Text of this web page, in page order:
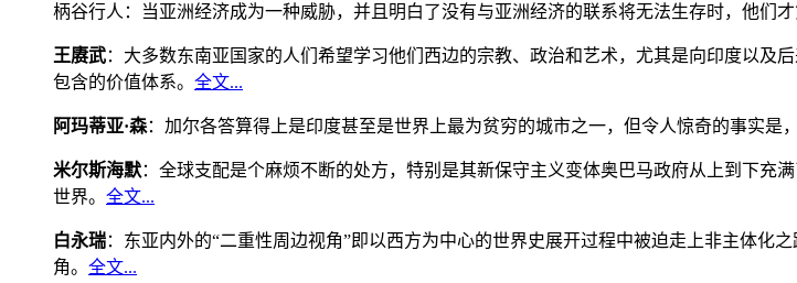
柄谷行人：当亚洲经济成为一种威胁，并且明白了没有与亚洲经济的联系将无法生存时，他们才
王赓武：大多数东南亚国家的人们希望学习他们西边的宗教、政治和艺术，尤其是向印度以
包含的价值体系。 全文...
阿玛蒂亚·森：加尔各答算得上是印度甚至是世界上最为贫穷的城市之一，但令人惊奇的事实是
米尔斯海默：全球支配是个麻烦不断的处方，特别是其新保守主义变体奥巴马政府从上到下
世界。 全文...
白永瑞：东亚内外的“二重性周边视角”即以西方为中心的世界史展开过程中被迫走上非主体
角。 全文...